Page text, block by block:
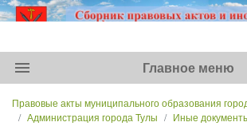
menu Главное меню
Правовые акты муниципального образования
Администрация города Тулы
Иные